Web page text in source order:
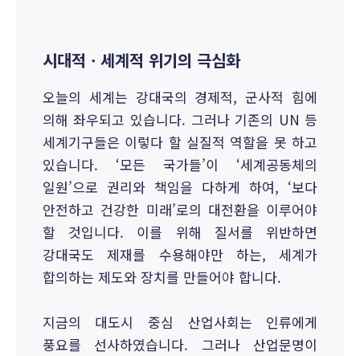
시대적ㆍ세계적 위기의 극심화
오늘의 세계는 강대국의 경제적, 군사적 힘에
의해 좌우되고 있습니다. 그러나 기존의 UN 등
세계기구들은 이렇다 할 실질적 역할을 못 하고
있습니다. ‘모든 국가들’이 ‘세계공동체의
일원’으로 권리와 책임을 다하게 하여, ‘보다
안전하고 건강한 미래’로의 대전환을 이루어야
할 것입니다. 이를 위해 질서를 위반하면
강대국도 제재를 수용해야만 하는, 세계가
합의하는 제도와 장치를 만들어야 합니다.
지금의 대도시 중심 산업사회는 인류에게
풍요를 선사하였습니다. 그러나 산업문명이